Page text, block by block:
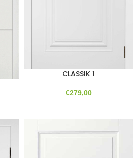
CLASSIK 1
€279,00